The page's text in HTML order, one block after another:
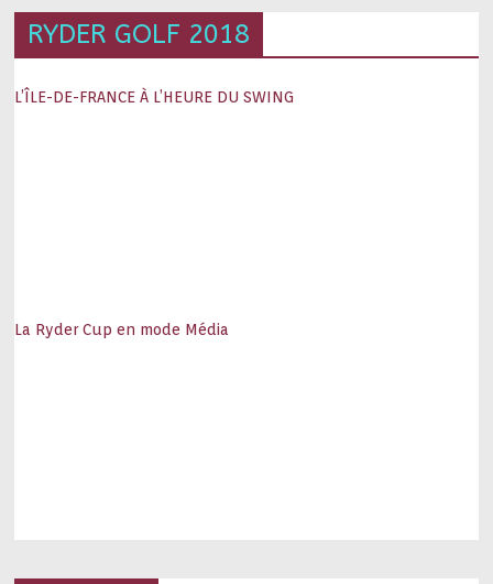
RYDER GOLF 2018
L’ÎLE-DE-FRANCE À L’HEURE DU SWING
La Ryder Cup en mode Média